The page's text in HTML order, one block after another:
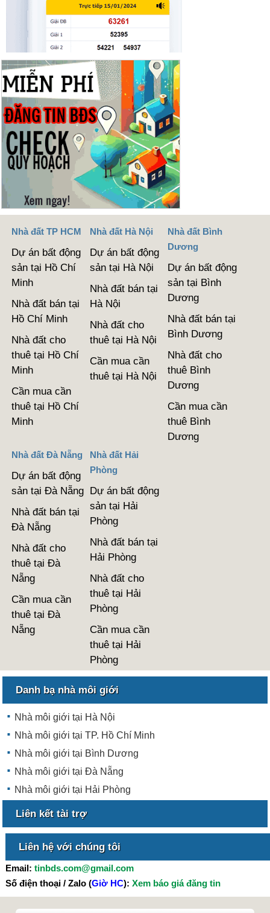
Nhà đất TP HCM
Dự án bất động
sản tại Hồ Chí
Minh
Nhà đất bán tại
Hồ Chí Minh
Nhà đất cho
thuê tại Hồ Chí
Minh
Cần mua cần
thuê tại Hồ Chí
Minh
Nhà đất Hà Nội
Dự án bất động
sản tại Hà Nội
Nhà đất bán tại
Hà Nội
Nhà đất cho
thuê tại Hà Nội
Cần mua cần
thuê tại Hà Nội
Nhà đất Bình
Dương
Dự án bất động
sản tại Bình
Dương
Nhà đất bán tại
Bình Dương
Nhà đất cho
thuê Bình
Dương
Cần mua cần
thuê Bình
Dương
Nhà đất Đà Nẵng
Dự án bất động
sản tại Đà Nẵng
Nhà đất bán tại
Đà Nẵng
Nhà đất cho
thuê tại Đà
Nẵng
Cần mua cần
thuê tại Đà
Nẵng
Nhà đất Hải
Phòng
Dự án bất động
sản tại Hải
Phòng
Nhà đất bán tại
Hải Phòng
Nhà đất cho
thuê tại Hải
Phòng
Cần mua cần
thuê tại Hải
Phòng
Danh bạ nhà môi giới
Nhà môi giới tại Hà Nội
Nhà môi giới tại TP. Hồ Chí Minh
Nhà môi giới tại Bình Dương
Nhà môi giới tại Đà Nẵng
Nhà môi giới tại Hải Phòng
Liên kết tài trợ
Liên hệ với chúng tôi
Email: tinbds.com@gmail.com
Số điện thoại / Zalo (Giờ HC): Xem báo giá đăng tin